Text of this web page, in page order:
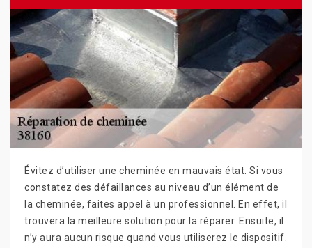
Évitez d’utiliser une cheminée en mauvais état. Si vous
constatez des défaillances au niveau d’un élément de
la cheminée, faites appel à un professionnel. En effet, il
trouvera la meilleure solution pour la réparer. Ensuite, il
n’y aura aucun risque quand vous utiliserez le dispositif.